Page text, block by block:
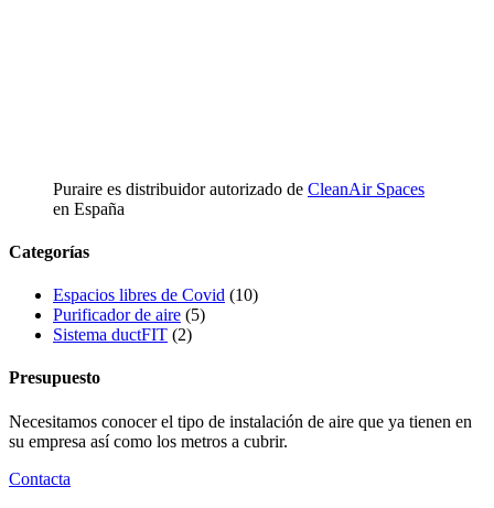
Puraire es distribuidor autorizado de CleanAir Spaces
en España
Categorías
Espacios libres de Covid (10)
Purificador de aire (5)
Sistema ductFIT (2)
Presupuesto
Necesitamos conocer el tipo de instalación de aire que ya tienen en
su empresa así como los metros a cubrir.
Contacta